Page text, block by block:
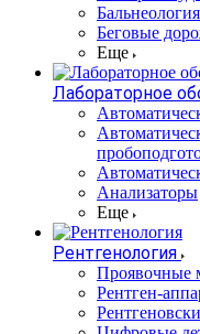
Бальнеология
Беговые
Еще
Лабораторное
Анализаторы
Еще
Рентгенология
Проявочные
Рентген-